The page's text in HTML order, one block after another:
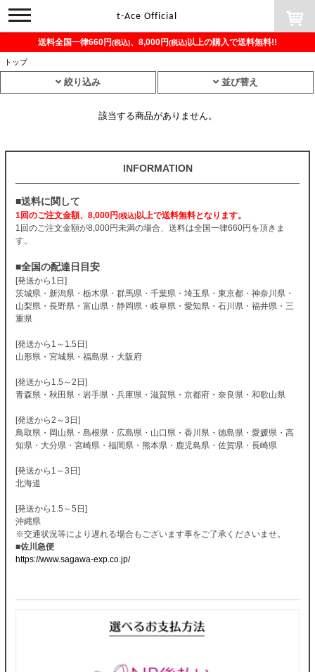
toggle
navigation
t-Ace Official
送料全国一律660円(税込)、8,000円(税込)以上の購入で送料無料!!
トップ
絞り込み 並び替え
該当する商品がありません。
INFORMATION
■送料に関して
1回のご注文金額、8,000円(税込)以上で送料無料となります。
1回のご注文金額が8,000円未満の場合、送料は全国一律660円を頂きま
す。
■全国の配達日目安
[発送から1日]
茨城県・新潟県・栃木県・群馬県・千葉県・埼玉県・東京都・神奈川県・
山梨県・長野県・富山県・静岡県・岐阜県・愛知県・石川県・福井県・三
重県
[発送から1～1.5日]
山形県・宮城県・福島県・大阪府
[発送から1.5～2日]
青森県・秋田県・岩手県・兵庫県・滋賀県・京都府・奈良県・和歌山県
[発送から2～3日]
鳥取県・岡山県・島根県・広島県・山口県・香川県・徳島県・愛媛県・高
知県・大分県・宮崎県・福岡県・熊本県・鹿児島県・佐賀県・長崎県
[発送から1～3日]
北海道
[発送から1.5～5日]
沖縄県
※交通状況等により遅れる場合もございます事をご了承くださいませ。
■佐川急便
https://www.sagawa-exp.co.jp/